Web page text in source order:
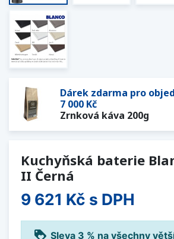
Dárek zdarma pro
7 000 Kč
Zrnková káva 200g
Kuchyňská baterie
II Černá
9 621 Kč s DPH
loyalty Sleva 3 % na všechny